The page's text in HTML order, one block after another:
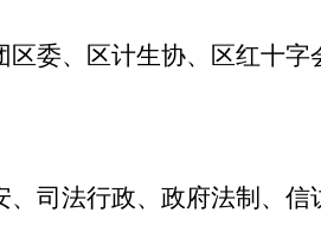
区委、区计生协、区红十
、司法行政、政府法制、